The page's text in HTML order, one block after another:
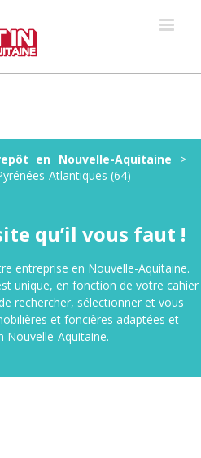
en Nouvelle-Aquitaine >
Atlantiques (64)
qu’il vous faut !
entreprise en Nouvelle-Aquitaine.
unique, en fonction de votre cahier
rechercher, sélectionner et vous
et foncières adaptées et
Nouvelle-Aquitaine.